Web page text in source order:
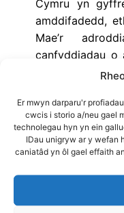
Er mwyn darparu'r
cwcis i storio a/neu gael
technolegau hyn yn ein
IDau unigryw ar y wefan
caniatâd yn ôl gael effaith
Cymru yn
amddifadedd,
Mae’r
canfyddiadau o
gwasanaethau
cymdeithasol;
ariannol;
fron a
: